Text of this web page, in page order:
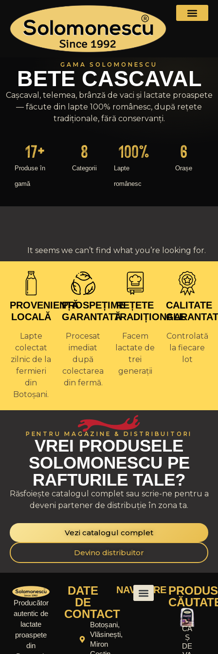
GAMA SOLOMONESCU
BETE CASCAVAL
Cașcaval, telemea, brânză de vaci și lactate proaspete
— făcute din lapte 100% românesc, după rețete
tradiționale, fără conservanți.
Produse în
gamă
17+
Categorii
8
Lapte
românesc
100%
Orașe
6
It seems we can’t find what you’re looking for.
PROVENIENȚĂ
LOCALĂ
Lapte
colectat
zilnic de la
fermieri
din
Botoșani.
PROSPEȚIME
GARANTATĂ
Procesat
imediat
după
colectarea
din fermă.
REȚETE
TRADIȚIONALE
Facem
lactate de
trei
generații
CALITATE
Controlată
la fiecare
lot
PENTRU MAGAZINE & DISTRIBUITORI
VREI PRODUSELE
SOLOMONESCU PE
RAFTURILE TALE?
Răsfoiește catalogul complet sau scrie-ne pentru a
deveni partener de distribuție în zona ta.
Vezi catalogul complet
Devino distribuitor
Producător
autentic de
lactate
proaspete
din
DATE
DE
CONTACT
Botoșani,
Vlăsinești,
Miron
NAVIGARE
CA
Ș
DE